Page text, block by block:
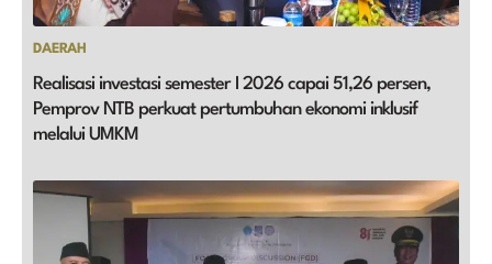
DAERAH
Realisasi investasi semester I 2026 capai 51,26 persen,
Pemprov NTB perkuat pertumbuhan ekonomi inklusif
melalui UMKM